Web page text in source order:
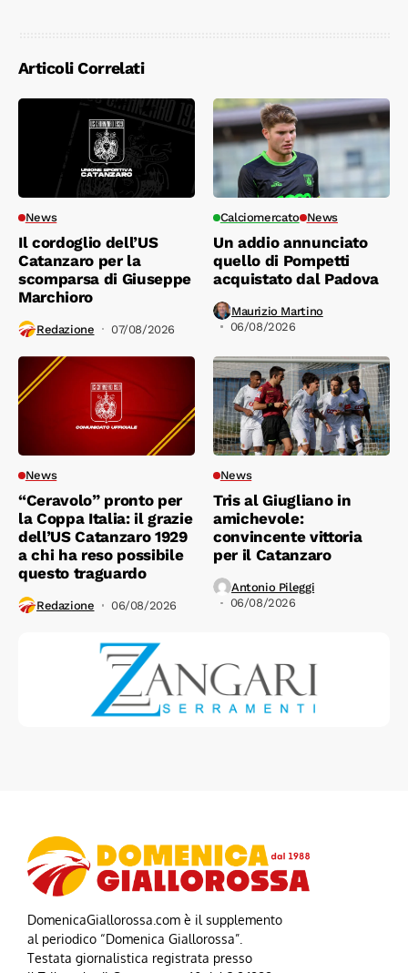
Articoli Correlati
News
Il cordoglio dell’US
Catanzaro per la
scomparsa di Giuseppe
Marchioro
Redazione 07/08/2026
Calciomercato News
Un addio annunciato
quello di Pompetti
acquistato dal Padova
Maurizio Martino
06/08/2026
News
“Ceravolo” pronto per
la Coppa Italia: il grazie
dell’US Catanzaro 1929
a chi ha reso possibile
questo traguardo
Redazione 06/08/2026
News
Tris al Giugliano in
amichevole:
convincente vittoria
per il Catanzaro
Antonio Pileggi
06/08/2026
DomenicaGiallorossa.com è il supplemento
al periodico “Domenica Giallorossa”.
Testata giornalistica registrata presso